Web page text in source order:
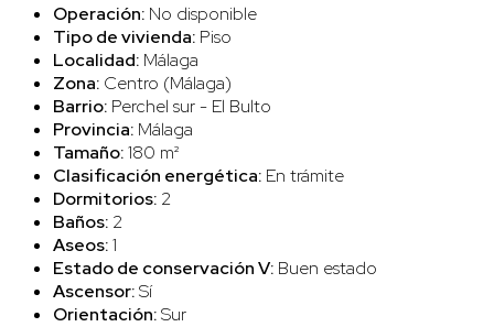
Operación: No disponible
Tipo de vivienda: Piso
Localidad: Málaga
Zona: Centro (Málaga)
Barrio: Perchel sur - El Bulto
Provincia: Málaga
Tamaño:180 m²
Clasificación energética: En trámite
Dormitorios: 2
Baños: 2
Aseos:1
Estado de conservación V: Buen estado
Ascensor:Sí
Orientación:Sur